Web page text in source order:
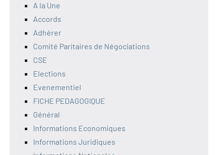
A la Une
Accords
Adhérer
Comité Paritaires de Négociations
CSE
Elections
Evenementiel
FICHE PEDAGOGIQUE
Général
Informations Economiques
Informations Juridiques